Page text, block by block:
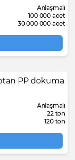
Anlaşmalı
100 000 adet
30 000 000 adet
PP dokuma
Anlaşmalı
22 ton
120 ton